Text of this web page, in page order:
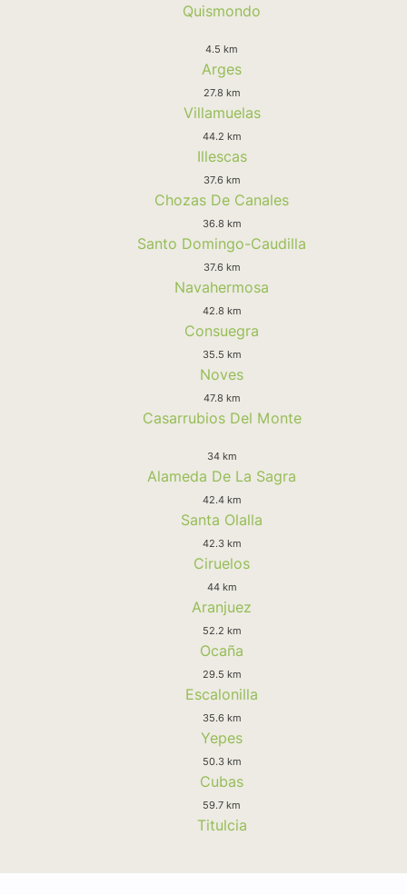
Quismondo
4.5 km
Arges
27.8 km
Villamuelas
44.2 km
Illescas
37.6 km
Chozas De Canales
36.8 km
Santo Domingo-Caudilla
37.6 km
Navahermosa
42.8 km
Consuegra
35.5 km
Noves
47.8 km
Casarrubios Del Monte
34 km
Alameda De La Sagra
42.4 km
Santa Olalla
42.3 km
Ciruelos
44 km
Aranjuez
52.2 km
Ocaña
29.5 km
Escalonilla
35.6 km
Yepes
50.3 km
Cubas
59.7 km
Titulcia